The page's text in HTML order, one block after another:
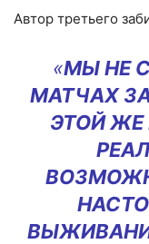
Автор третьего
«МЫ НЕ
МАТЧАХ
ЭТОЙ ЖЕ